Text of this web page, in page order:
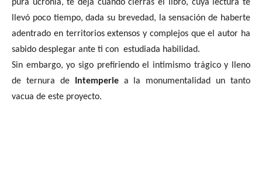
pura ucronía, te deja cuando cierras el libro, cuya lectura te
llevó poco tiempo, dada su brevedad, la sensación de haberte
adentrado en territorios extensos y complejos que el autor ha
sabido desplegar ante ti con estudiada habilidad.
Sin embargo, yo sigo prefiriendo el intimismo trágico y lleno
de ternura de
Intemperie a la monumentalidad un tanto
vacua de este proyecto.